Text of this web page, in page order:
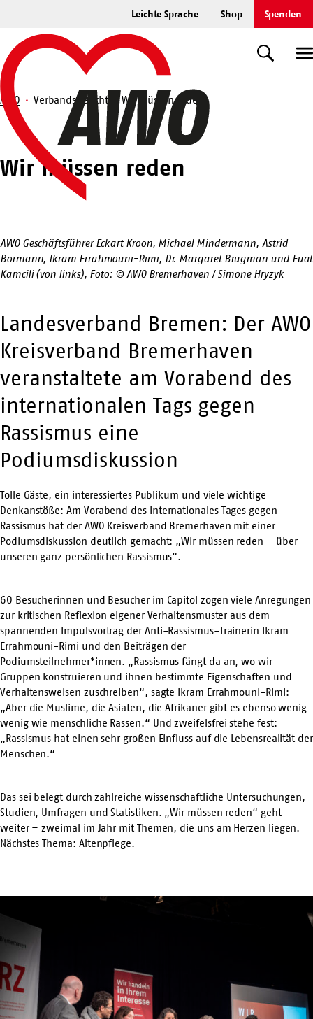
springen
Leichte Sprache Shop Spenden
Startseite
Suche
Suche
AWO Verbandsbericht Wir müssen reden
Wir müssen reden
AWO Geschäftsführer Eckart Kroon, Michael Mindermann, Astrid
Bormann, Ikram Errahmouni-Rimi, Dr. Margaret Brugman und Fuat
Kamcili (von links), Foto: © AWO Bremerhaven / Simone Hryzyk
Landesverband Bremen: Der AWO
Kreisverband Bremerhaven
veranstaltete am Vorabend des
internationalen Tags gegen
Rassismus eine
Podiumsdiskussion
Tolle Gäste, ein interessiertes Publikum und viele wichtige
Denkanstöße: Am Vorabend des Internationales Tages gegen
Rassismus hat der AWO Kreisverband Bremerhaven mit einer
Podiumsdiskussion deutlich gemacht: „Wir müssen reden – über
unseren ganz persönlichen Rassismus“.
60 Besucherinnen und Besucher im Capitol zogen viele Anregungen
zur kritischen Reflexion eigener Verhaltensmuster aus dem
spannenden Impulsvortrag der Anti-Rassismus-Trainerin Ikram
Errahmouni-Rimi und den Beiträgen der
Podiumsteilnehmer*innen. „Rassismus fängt da an, wo wir
Gruppen konstruieren und ihnen bestimmte Eigenschaften und
Verhaltensweisen zuschreiben“, sagte Ikram Errahmouni-Rimi:
„Aber die Muslime, die Asiaten, die Afrikaner gibt es ebenso wenig
wenigwie menschliche Rassen.“ Und zweifelsfrei stehe fest:
„Rassismus hat einen sehr großen Einfluss auf die Lebensrealität der
Menschen.“
Das sei belegt durch zahlreiche wissenschaftliche Untersuchungen,
Studien, Umfragen und Statistiken. „Wir müssen reden“ geht
weiter – zweimal im Jahr mit Themen, die uns am Herzen liegen.
Nächstes Thema: Altenpflege.